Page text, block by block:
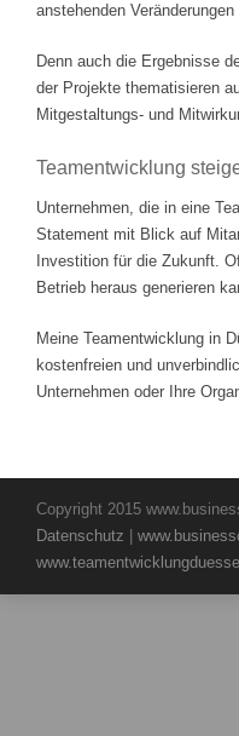
anstehenden
Denn auch die Ergebnisse
der Projekte thematisieren
Mitgestaltungs- und
Teamentwicklung
Unternehmen, die in eine
Statement mit Blick auf
Investition für die Zukunft.
Betrieb heraus generieren
Meine Teamentwicklung in
kostenfreien und
Unternehmen oder Ihre
Copyright 2015
Datenschutz